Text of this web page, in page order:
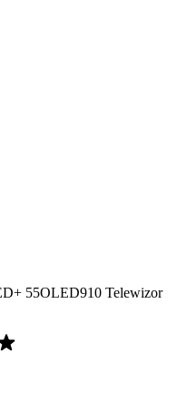
55OLED910 Telewizor